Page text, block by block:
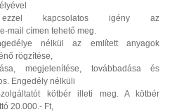
kapcsolatos igény az
mail címen tehető meg.
nélkül az említett anyagok
rögzítése,
megjelenítése, továbbadása és
Engedély nélküli
kötbér illeti meg. A kötbér
20.000.- Ft,